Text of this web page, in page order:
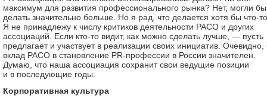
максимум для развития профессионального рынка? Нет, могли бы
делать значительно больше. Но я рад, что делается хотя бы что-
Я не принадлежу к числу критиков деятельности РАСО и других
ассоциаций. Если кто-то видит, как можно сделать лучше, — пусть
предлагает и участвует в реализации своих инициатив. Очевидно,
вклад РАСО в становление PR-профессии в России значителен.
Думаю, что наша ассоциация сохранит свои ведущие позиции
и в последующие годы.
Корпоративная культура